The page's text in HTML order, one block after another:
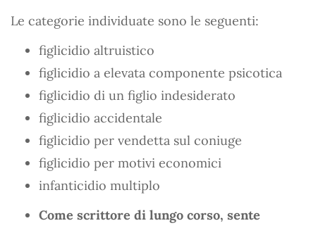
Le categorie individuate sono le seguenti:
figlicidio altruistico
figlicidio a elevata componente psicotica
figlicidio di un figlio indesiderato
figlicidio accidentale
figlicidio per vendetta sul coniuge
figlicidio per motivi economici
infanticidio multiplo
Come scrittore di lungo corso, sente